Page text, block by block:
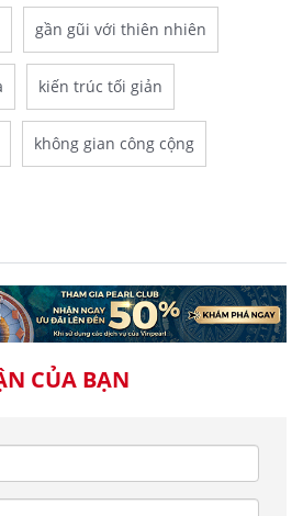
gần gũi với thiên nhiên
kiến trúc tối giản
không gian công cộng
CỦA BẠN